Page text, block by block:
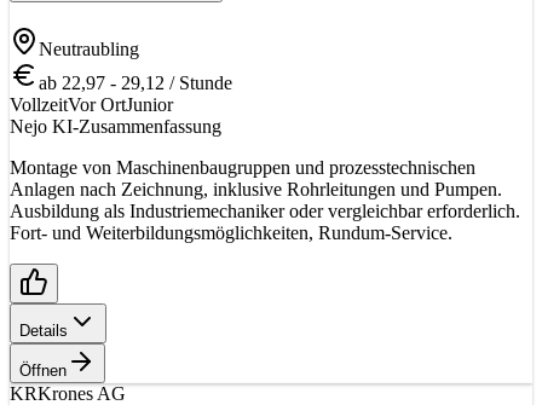
Neutraubling
ab 22,97 - 29,12 / Stunde
VollzeitVor OrtJunior
Nejo KI-Zusammenfassung
Montage von Maschinenbaugruppen und prozesstechnischen
Anlagen nach Zeichnung, inklusive Rohrleitungen und Pumpen.
Ausbildung als Industriemechaniker oder vergleichbar erforderlich.
Fort- und Weiterbildungsmöglichkeiten, Rundum-Service.
Details
Öffnen
KRKrones AG